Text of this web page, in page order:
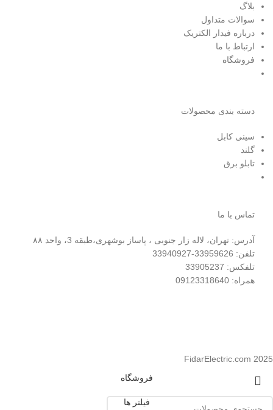
بلاگ
سوالات متداول
درباره فیدار الکتریک
ارتباط با ما
فروشگاه
دسته بندی محصولات
سینی کابل
گلند
تابلو برق
تماس با ما
آدرس: تهران، لاله زار جنوبی ، پاساز بوشهری،طبقه 3، واحد ۸۸
تلفن: 33959626-33940927
تلفکس: 33905237
همراه: 09123318640
FidarElectric.com 2025
فروشگاه
فیلتر ها